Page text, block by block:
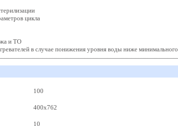
цикла
и ТО
в случае понижения уровня воды ниже минимального
100
400х762
10